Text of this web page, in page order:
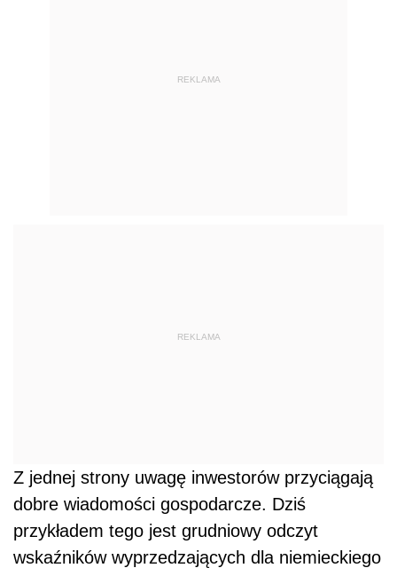
REKLAMA
REKLAMA
Z jednej strony uwagę inwestorów przyciągają
dobre wiadomości gospodarcze. Dziś
przykładem tego jest grudniowy odczyt
wskaźników wyprzedzających dla niemieckiego